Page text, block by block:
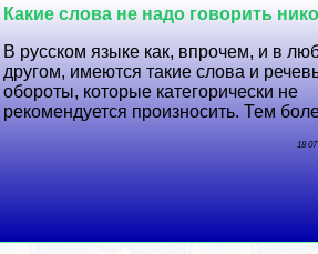
Какие слова не надо говорить
В русском языке как, впрочем, и в
другом, имеются такие слова и
обороты, которые категорически не
рекомендуется произносить. Тем
18